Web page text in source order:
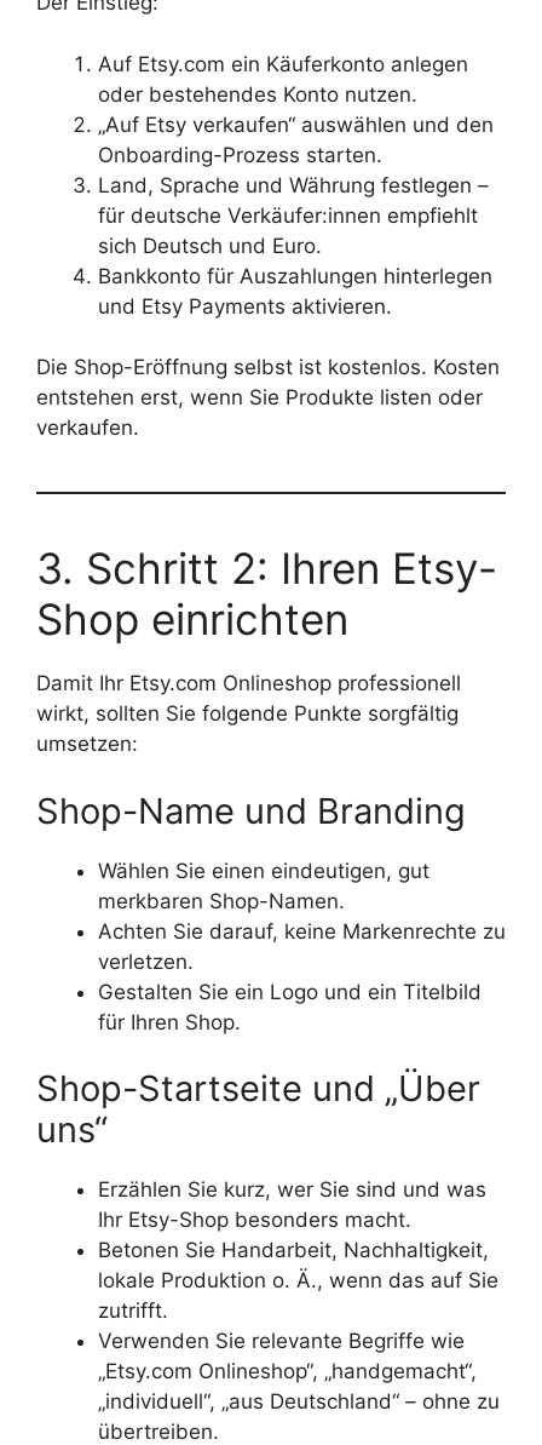
Auf Etsy.com ein Käuferkonto anlegen
oder bestehendes Konto nutzen.
„Auf Etsy verkaufen“ auswählen und den
Onboarding-Prozess starten.
Land, Sprache und Währung festlegen –
für deutsche Verkäufer:innen empfiehlt
sich Deutsch und Euro.
Bankkonto für Auszahlungen hinterlegen
und Etsy Payments aktivieren.
Die Shop-Eröffnung selbst ist kostenlos. Kosten
entstehen erst, wenn Sie Produkte listen oder
verkaufen.
3. Schritt 2: Ihren Etsy-
Shop einrichten
Damit Ihr Etsy.com Onlineshop professionell
wirkt, sollten Sie folgende Punkte sorgfältig
umsetzen:
Shop-Name und Branding
Wählen Sie einen eindeutigen, gut
merkbaren Shop-Namen.
Achten Sie darauf, keine Markenrechte zu
verletzen.
Gestalten Sie ein Logo und ein Titelbild
für Ihren Shop.
Shop-Startseite und „Über
uns“
Erzählen Sie kurz, wer Sie sind und was
Ihr Etsy-Shop besonders macht.
Betonen Sie Handarbeit, Nachhaltigkeit,
lokale Produktion o. Ä., wenn das auf Sie
zutrifft.
Verwenden Sie relevante Begriffe wie
„Etsy.com Onlineshop“, „handgemacht“,
„individuell“, „aus Deutschland“ – ohne zu
übertreiben.